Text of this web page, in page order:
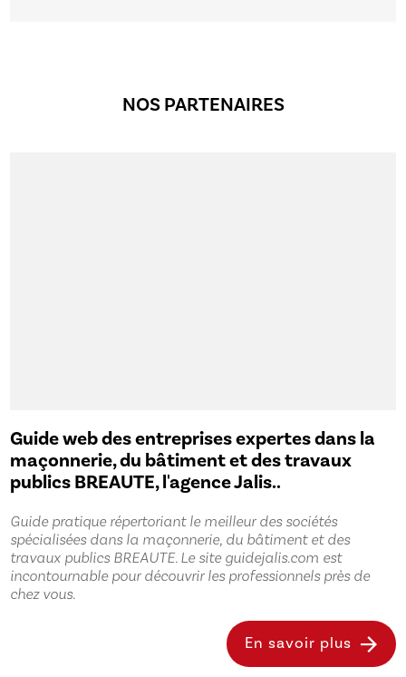
NOS PARTENAIRES
Guide web des entreprises expertes dans la
maçonnerie, du bâtiment et des travaux
publics BREAUTE, l'agence Jalis..
Guide pratique répertoriant le meilleur des sociétés
spécialisées dans la maçonnerie, du bâtiment et des
travaux publics BREAUTE. Le site guidejalis.com est
incontournable pour découvrir les professionnels près de
chez vous.
En savoir plus